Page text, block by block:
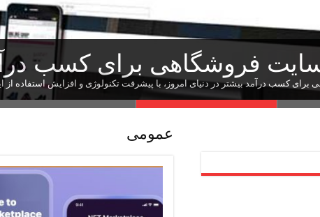
در اصفهان: پلی میان
فروشگاهی برای کسب
کسب درآمد بیشتر در دنیای امروز، با پیشرفت تکنولوژی و افزایش استفاده از
در فال بابا طاهر
یک سایت ترجمه حرفه‌ای
بدون مدرک دانشگاهی
عمومی